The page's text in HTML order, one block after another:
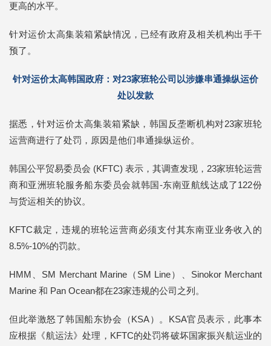
更高的水平。
针对运价太高集装箱紧缺情况，已经有政府及相关机构出手干
预了。
针对运价太高韩国政府：对23家班轮公司以涉嫌串通操纵运价
处以发款
据悉，针对运价太高集装箱紧缺，韩国反垄断机构对23家班轮
运营商进行了处罚，原因是他们串通操纵运价。
韩国公平贸易委员会 (KFTC) 表示，其调查发现，23家班轮运营
商和亚洲班轮服务船东委员会就韩国-东南亚航线达成了122份
与货运相关的协议。
KFTC裁定，违规的班轮运营商必须支付其东南亚业务收入的
8.5%-10%的罚款。
HMM、SM Merchant Marine（SM Line）、Sinokor Merchant
Marine 和 Pan Ocean都在23家违规的公司之列。
但此举激怒了韩国船东协会（KSA）。KSA官员表示，此事本
应根据《航运法》处理，KFTC的处罚将破坏国家振兴航运业的